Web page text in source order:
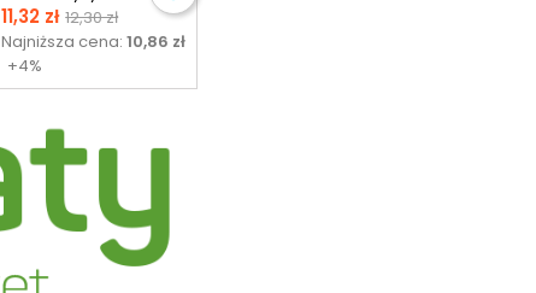
Cena
11,32 zł Cena
podstawowa
12,30 zł
Najniższa cena:10,86 zł
+4%